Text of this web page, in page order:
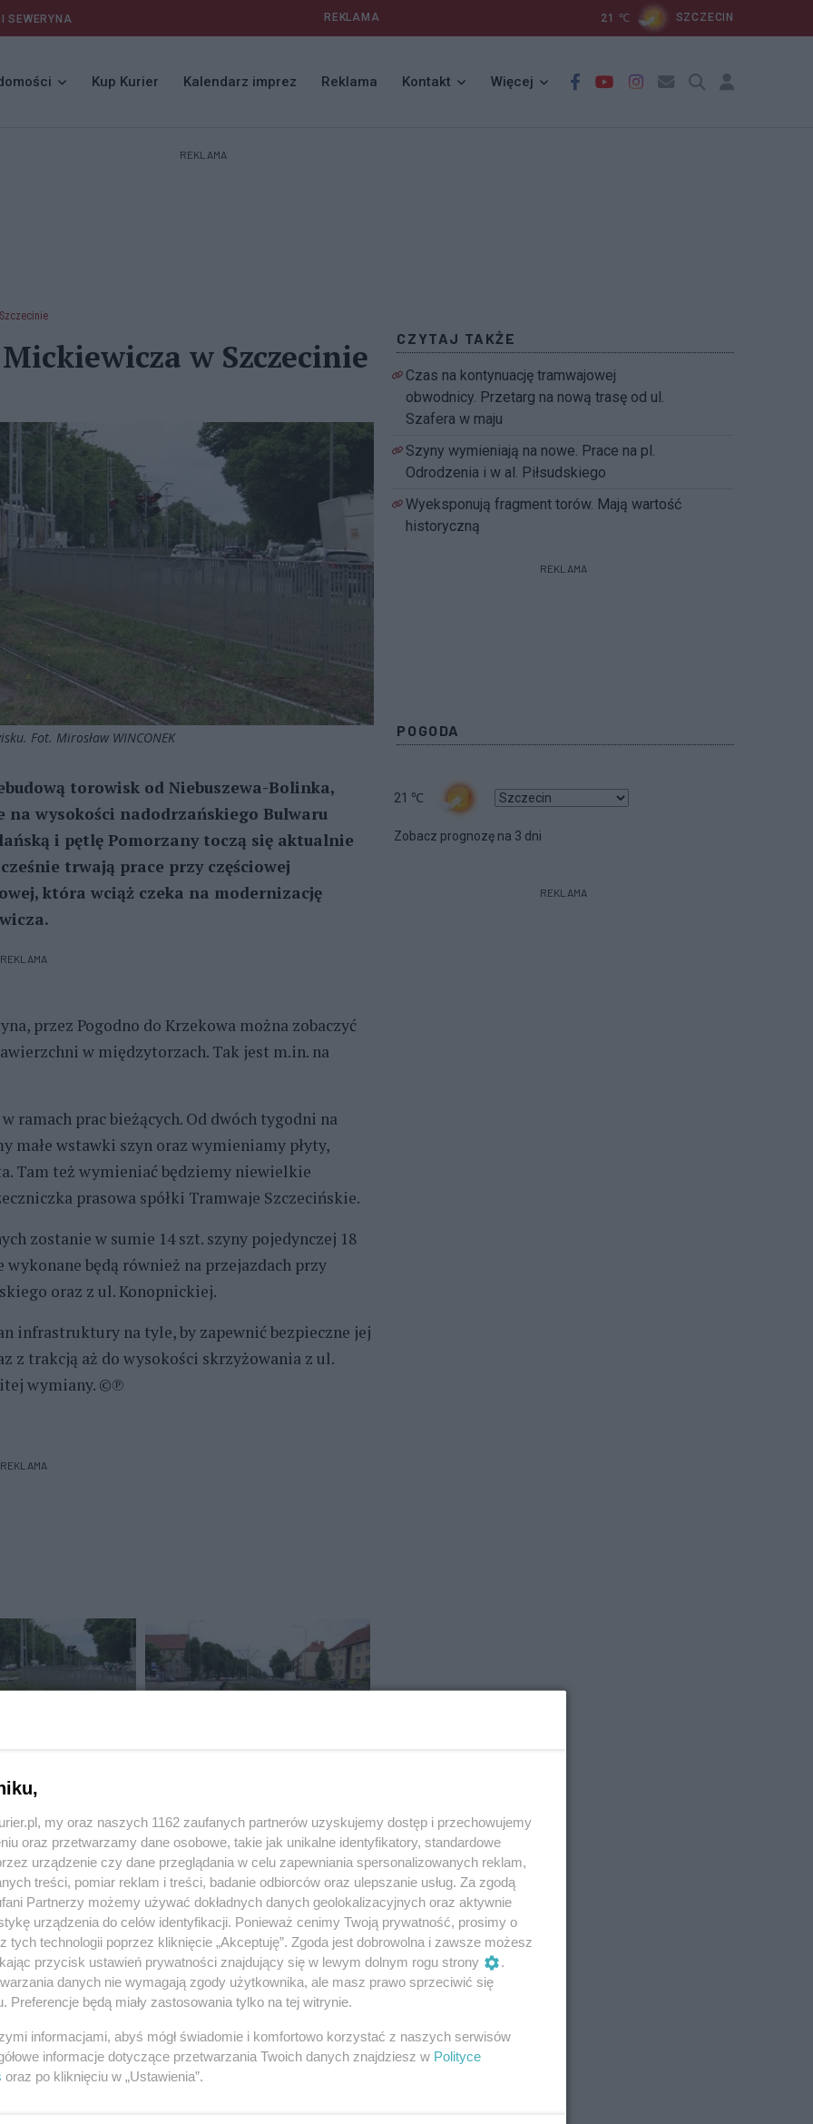
SEWERYNA REKLAMA 21 ℃ SZCZECIN
Kup Kurier Kalendarz imprez Reklama Kontakt Więcej
REKLAMA
w Szczecinie
Fot. Mirosław WINCONEK
torowisk od Niebuszewa-Bolinka,
na wysokości nadodrzańskiego Bulwaru
i pętlę Pomorzany toczą się aktualnie
trwają prace przy częściowej
która wciąż czeka na modernizację
REKLAMA
przez Pogodno do Krzekowa można zobaczyć
w międzytorzach. Tak jest m.in. na
ramach prac bieżących. Od dwóch tygodni na
małe wstawki szyn oraz wymieniamy płyty,
Tam też wymieniać będziemy niewielkie
prasowa spółki Tramwaje Szczecińskie.
zostanie w sumie 14 szt. szyny pojedynczej 18
wykonane będą również na przejazdach przy
oraz z ul. Konopnickiej.
infrastruktury na tyle, by zapewnić bezpieczne jej
z trakcją aż do wysokości skrzyżowania z ul.
wymiany. ©℗
REKLAMA
czy Kolumba itd-dobiły stare zdezelowane,ciężkie
one torowiska niszcząc zarówno całą podziemną
Mickiewicza jest w takim stanie,że jak przejedzie taki
dzwonią naczynia i szklanki.
Aby odpowiedzieć na komentarz, musisz być zalogowany.
CZYTAJ TAKŻE
Czas na kontynuację tramwajowej
obwodnicy. Przetarg na nową trasę od ul.
Szafera w maju
Szyny wymieniają na nowe. Prace na pl.
Odrodzenia i w al. Piłsudskiego
Wyeksponują fragment torów. Mają wartość
historyczną
REKLAMA
POGODA
21 ℃
Zobacz prognozę na 3 dni
REKLAMA
my oraz naszych 1162 zaufanych partnerów uzyskujemy dostęp i przechowujemy
oraz przetwarzamy dane osobowe, takie jak unikalne identyfikatory, standardowe
urządzenie czy dane przeglądania w celu zapewniania spersonalizowanych reklam,
treści, pomiar reklam i treści, badanie odbiorców oraz ulepszanie usług. Za zgodą
Partnerzy możemy używać dokładnych danych geolokalizacyjnych oraz aktywnie
urządzenia do celów identyfikacji. Ponieważ cenimy Twoją prywatność, prosimy o
tych technologii poprzez kliknięcie „Akceptuję”. Zgoda jest dobrowolna i zawsze możesz
przycisk ustawień prywatności znajdujący się w lewym dolnym rogu strony
danych nie wymagają zgody użytkownika, ale masz prawo sprzeciwić się
Preferencje będą miały zastosowania tylko na tej witrynie.
informacjami, abyś mógł świadomie i komfortowo korzystać z naszych serwisów
informacje dotyczące przetwarzania Twoich danych znajdziesz w Polityce
oraz po kliknięciu w „Ustawienia”.